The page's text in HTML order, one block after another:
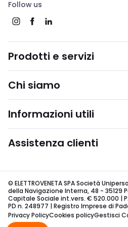
Follow us
Prodotti e servizi
Chi siamo
Informazioni utili
Assistenza clienti
© ELETTROVENETA SPA Società
della Navigazione Interna, 48 - 35129
Capitale Sociale int.vers. € 520.000 | P.
PD n. 248977 | Registro Imprese di
Privacy PolicyCookies policyGestisci